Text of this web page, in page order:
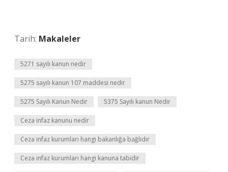
Tarih: Makaleler
5271 sayılı kanun nedir
5275 sayılı kanun 107 maddesi nedir
5275 Sayılı Kanun Nedir 5375 Sayılı kanun Nedir
Ceza infaz kanunu nedir
Ceza infaz kurumları hangi bakanlığa bağlıdır
Ceza infaz kurumları hangi kanuna tabidir